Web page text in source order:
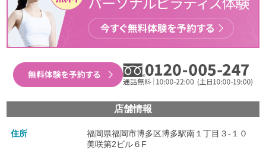
店舗情報
住所
福岡県福岡市博多区博多駅南１丁目３-１０
美咲第2ビル６F